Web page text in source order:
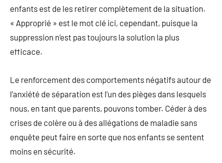
enfants est de les retirer complètement de la situation.
« Approprié » est le mot clé ici, cependant, puisque la
suppression n’est pas toujours la solution la plus
efficace.
Le renforcement des comportements négatifs autour de
l’anxiété de séparation est l’un des pièges dans lesquels
nous, en tant que parents, pouvons tomber. Céder à des
crises de colère ou à des allégations de maladie sans
enquête peut faire en sorte que nos enfants se sentent
moins en sécurité.